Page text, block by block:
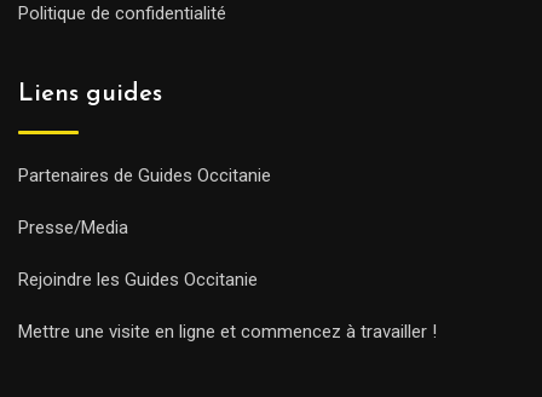
Politique de confidentialité
Liens guides
Partenaires de Guides Occitanie
Presse/Media
Rejoindre les Guides Occitanie
Mettre une visite en ligne et commencez à travailler !